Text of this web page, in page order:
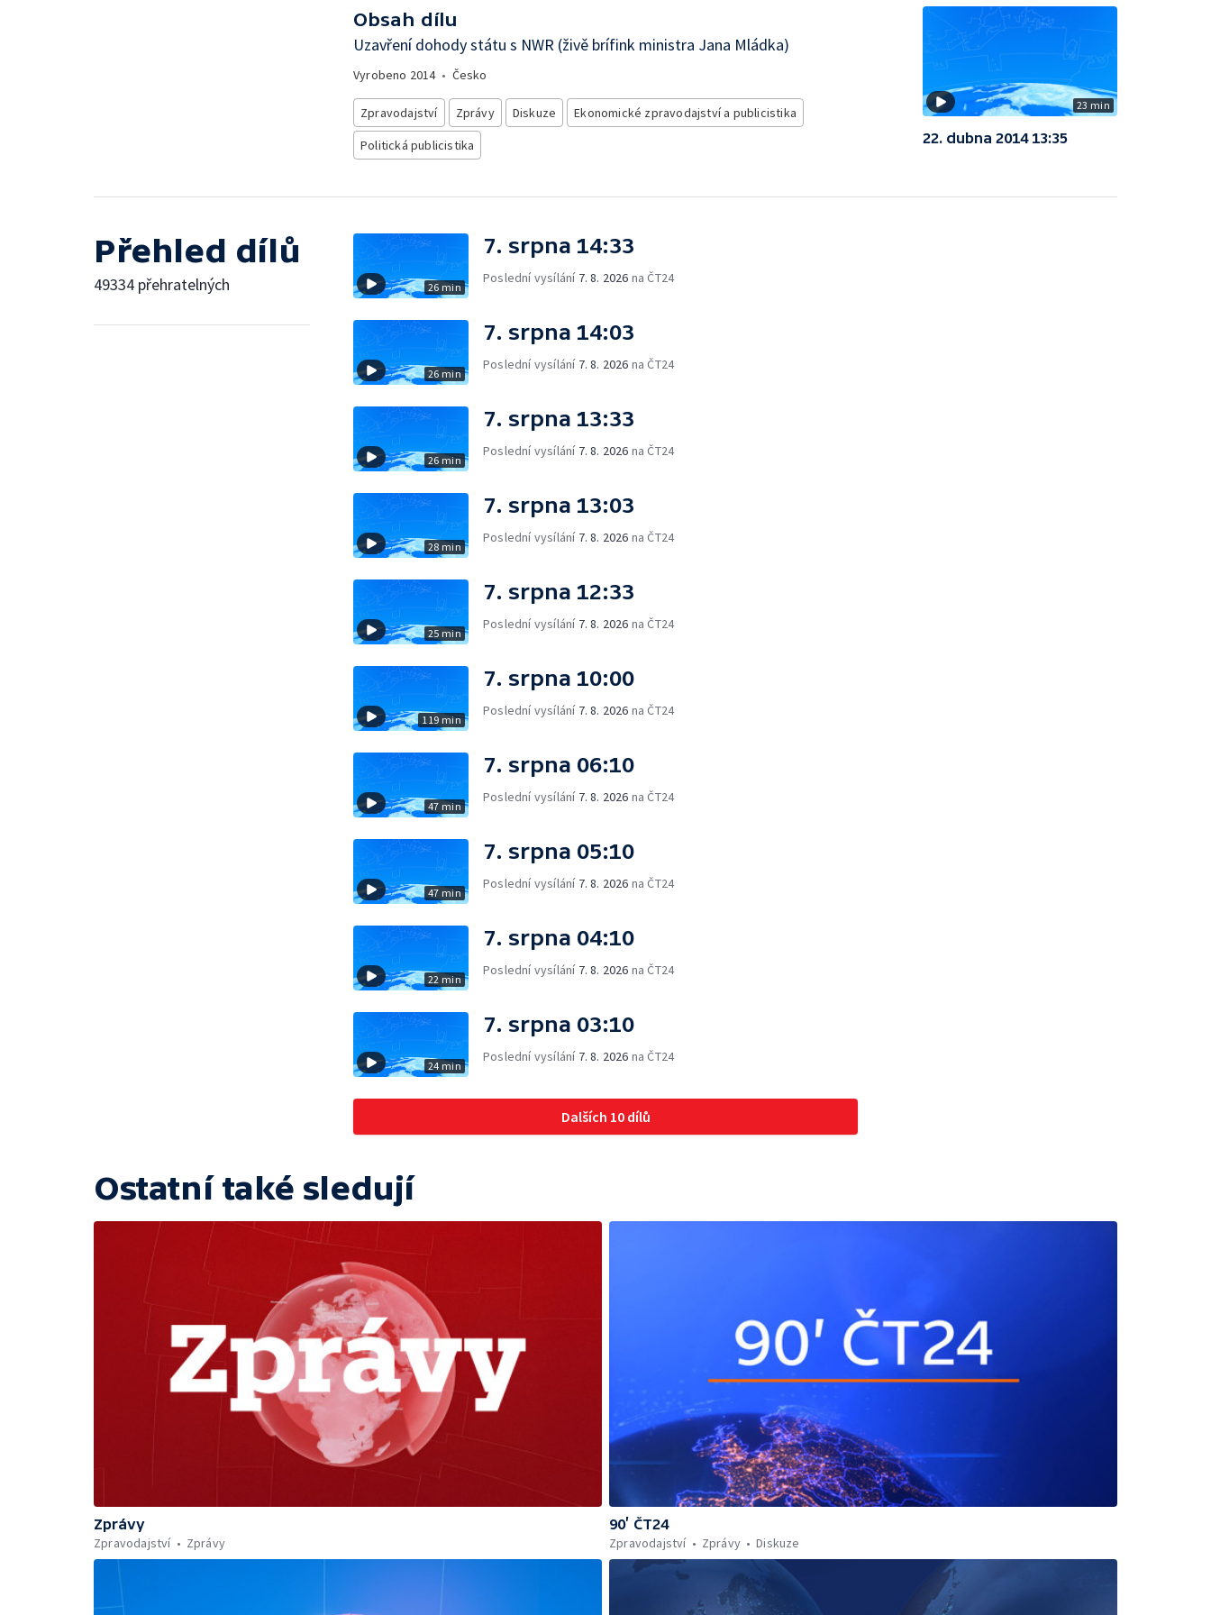
Obsah dílu
Uzavření dohody státu s NWR (živě brífink ministra Jana Mládka)
Vyrobeno 2014• Česko
Zpravodajství Zprávy Diskuze
Ekonomické zpravodajství a publicistika
Politická publicistika
23 min
22. dubna 2014 13:35
Přehled dílů
49334 přehratelných 26 min
7. srpna 14:33
Poslední vysílání 7. 8. 2026 na ČT24
26 min
7. srpna 14:03
Poslední vysílání 7. 8. 2026 na ČT24
26 min
7. srpna 13:33
Poslední vysílání 7. 8. 2026 na ČT24
28 min
7. srpna 13:03
Poslední vysílání 7. 8. 2026 na ČT24
25 min
7. srpna 12:33
Poslední vysílání 7. 8. 2026 na ČT24
119 min
7. srpna 10:00
Poslední vysílání 7. 8. 2026 na ČT24
47 min
7. srpna 06:10
Poslední vysílání 7. 8. 2026 na ČT24
47 min
7. srpna 05:10
Poslední vysílání 7. 8. 2026 na ČT24
22 min
7. srpna 04:10
Poslední vysílání 7. 8. 2026 na ČT24
24 min
7. srpna 03:10
Poslední vysílání 7. 8. 2026 na ČT24
Dalších 10 dílů
Ostatní také sledují
Zprávy
Zpravodajství
Zprávy
90’ ČT24
Zpravodajství
Zprávy Diskuze